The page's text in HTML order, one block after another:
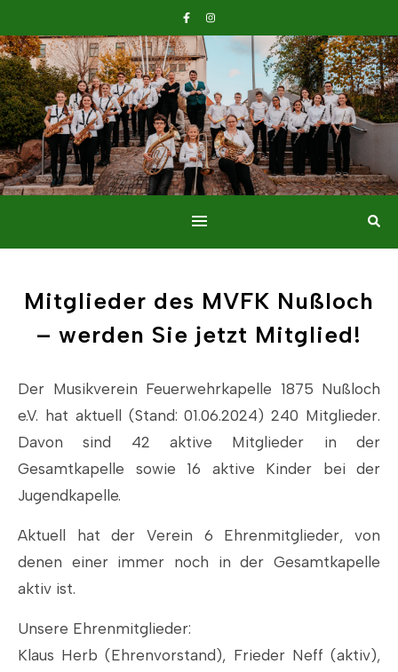
Mitglieder des MVFK Nußloch
– werden Sie jetzt Mitglied!
Der Musikverein Feuerwehrkapelle 1875 Nußloch
e.V. hat aktuell (Stand: 01.06.2024) 240 Mitglieder.
Davon sind 42 aktive Mitglieder in der
Gesamtkapelle sowie 16 aktive Kinder bei der
Jugendkapelle.
Aktuell hat der Verein 6 Ehrenmitglieder, von
denen einer immer noch in der Gesamtkapelle
aktiv ist.
Unsere Ehrenmitglieder:
Klaus Herb (Ehrenvorstand), Frieder Neff (aktiv),